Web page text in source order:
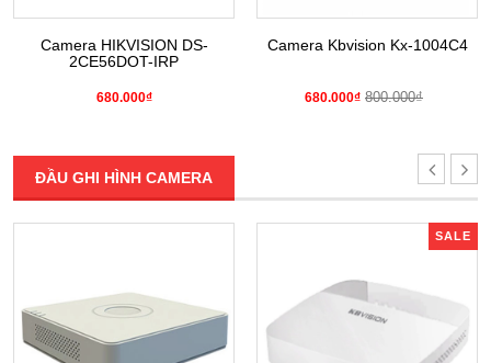
Camera HIKVISION DS-
2CE56DOT-IRP
680.000₫
Camera Kbvision Kx-1004C4
680.000₫ 800.000₫
ĐẦU GHI HÌNH CAMERA
SALE